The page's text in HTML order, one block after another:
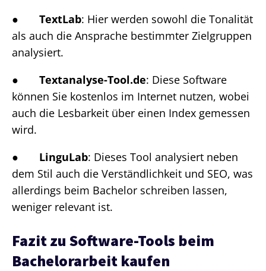
● TextLab: Hier werden sowohl die Tonalität
als auch die Ansprache bestimmter Zielgruppen
analysiert.
● Textanalyse-Tool.de: Diese Software
können Sie kostenlos im Internet nutzen, wobei
auch die Lesbarkeit über einen Index gemessen
wird.
● LinguLab: Dieses Tool analysiert neben
dem Stil auch die Verständlichkeit und SEO, was
allerdings beim Bachelor schreiben lassen,
weniger relevant ist.
Fazit zu Software-Tools beim
Bachelorarbeit kaufen